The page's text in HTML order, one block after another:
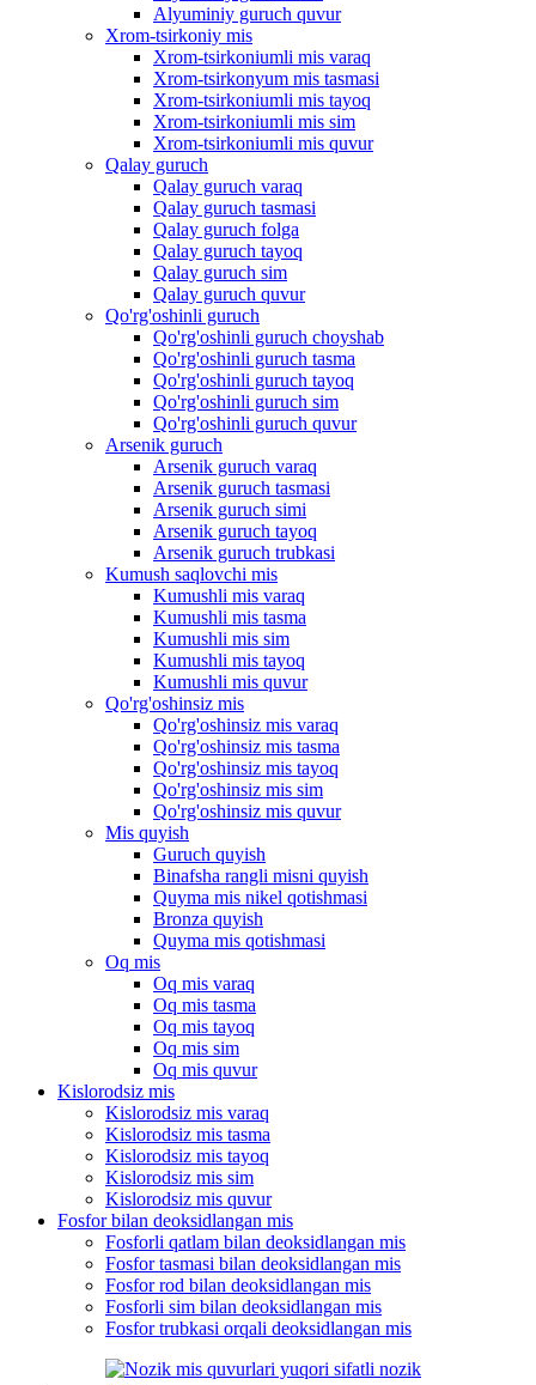
Alyuminiy guruch quvur
Xrom-tsirkoniy mis
Xrom-tsirkoniumli mis varaq
Xrom-tsirkonyum mis tasmasi
Xrom-tsirkoniumli mis tayoq
Xrom-tsirkoniumli mis sim
Xrom-tsirkoniumli mis quvur
Qalay guruch
Qalay guruch varaq
Qalay guruch tasmasi
Qalay guruch folga
Qalay guruch tayoq
Qalay guruch sim
Qalay guruch quvur
Qo'rg'oshinli guruch
Qo'rg'oshinli guruch choyshab
Qo'rg'oshinli guruch tasma
Qo'rg'oshinli guruch tayoq
Qo'rg'oshinli guruch sim
Qo'rg'oshinli guruch quvur
Arsenik guruch
Arsenik guruch varaq
Arsenik guruch tasmasi
Arsenik guruch simi
Arsenik guruch tayoq
Arsenik guruch trubkasi
Kumush saqlovchi mis
Kumushli mis varaq
Kumushli mis tasma
Kumushli mis sim
Kumushli mis tayoq
Kumushli mis quvur
Qo'rg'oshinsiz mis
Qo'rg'oshinsiz mis varaq
Qo'rg'oshinsiz mis tasma
Qo'rg'oshinsiz mis tayoq
Qo'rg'oshinsiz mis sim
Qo'rg'oshinsiz mis quvur
Mis quyish
Guruch quyish
Binafsha rangli misni quyish
Quyma mis nikel qotishmasi
Bronza quyish
Quyma mis qotishmasi
Oq mis
Oq mis varaq
Oq mis tasma
Oq mis tayoq
Oq mis sim
Oq mis quvur
Kislorodsiz mis
Kislorodsiz mis varaq
Kislorodsiz mis tasma
Kislorodsiz mis tayoq
Kislorodsiz mis sim
Kislorodsiz mis quvur
Fosfor bilan deoksidlangan mis
Fosforli qatlam bilan deoksidlangan mis
Fosfor tasmasi bilan deoksidlangan mis
Fosfor rod bilan deoksidlangan mis
Fosforli sim bilan deoksidlangan mis
Fosfor trubkasi orqali deoksidlangan mis